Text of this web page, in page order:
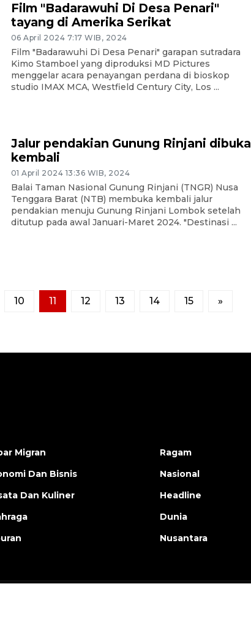
Film "Badarawuhi Di Desa Penari"
tayang di Amerika Serikat
06 April 2024 7:17 WIB, 2024
Film "Badarawuhi Di Desa Penari" garapan sutradara
Kimo Stamboel yang diproduksi MD Pictures
menggelar acara penayangan perdana di bioskop
studio IMAX MCA, Westfield Century City, Los ...
Jalur pendakian Gunung Rinjani dibuka
kembali
01 April 2024 13:36 WIB, 2024
Balai Taman Nasional Gunung Rinjani (TNGR) Nusa
Tenggara Barat (NTB) membuka kembali jalur
pendakian menuju Gunung Rinjani Lombok setelah
ditutup pada awal Januari-Maret 2024. "Destinasi ...
10 11 12 13 14 15 »
Tarawih di Malaysia
19 February 2026 19:47 WIB
Migran
Dan Bisnis
Dan Kuliner
Ragam
Nasional
Headline
Dunia
Nusantara